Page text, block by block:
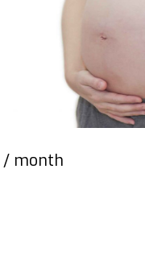
/ month